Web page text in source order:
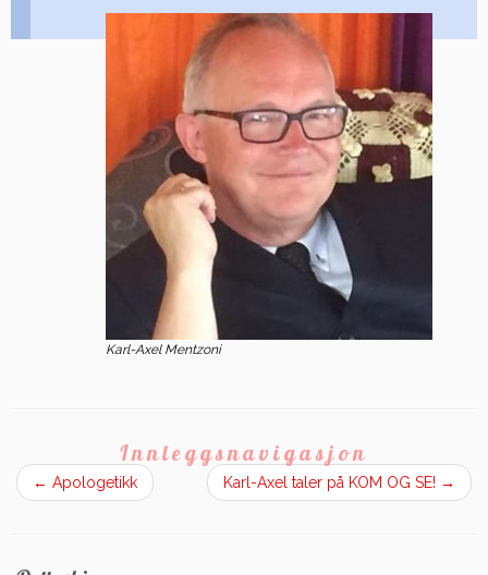
Karl-Axel Mentzoni
Innleggsnavigasjon
← Apologetikk Karl-Axel taler på KOM OG SE! →